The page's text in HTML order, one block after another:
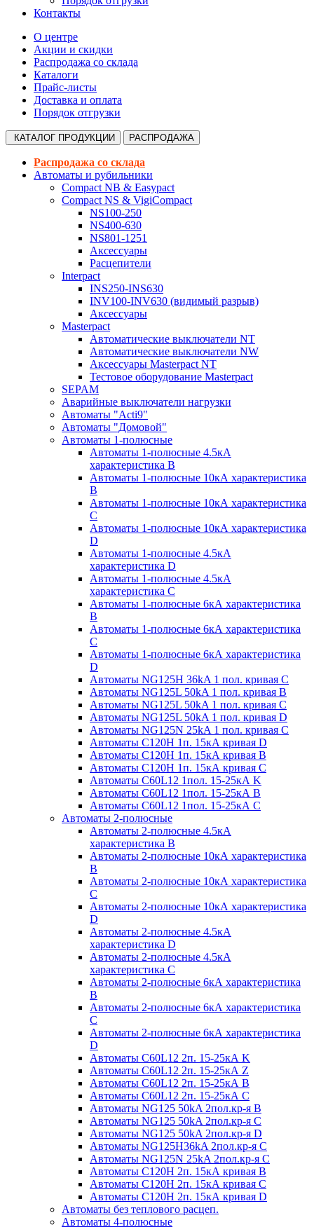
Контакты
О центре
Акции и скидки
Распродажа со склада
Каталоги
Прайс-листы
Доставка и оплата
Порядок отгрузки
КАТАЛОГ ПРОДУКЦИИ РАСПРОДАЖА
Распродажа со склада
Автоматы и рубильники
Compact NB & Easypact
Compact NS & VigiCompact
NS100-250
NS400-630
NS801-1251
Аксессуары
Расцепители
Interpact
INS250-INS630
INV100-INV630 (видимый разрыв)
Аксессуары
Masterpact
Автоматические выключатели NT
Автоматические выключатели NW
Аксессуары Masterpact NT
Тестовое оборудование Masterpact
SEPAM
Аварийные выключатели нагрузки
Автоматы "Acti9"
Автоматы "Домовой"
Автоматы 1-полюсные
Автоматы 1-полюсные 4.5кА
характеристика В
Автоматы 1-полюсные 10кА характеристика
B
Автоматы 1-полюсные 10кА характеристика
C
Автоматы 1-полюсные 10кА характеристика
D
Автоматы 1-полюсные 4.5кА
характеристика D
Автоматы 1-полюсные 4.5кА
характеристика С
Автоматы 1-полюсные 6кА характеристика
B
Автоматы 1-полюсные 6кА характеристика
C
Автоматы 1-полюсные 6кА характеристика
D
Автоматы NG125H 36kA 1 пол. кривая C
Автоматы NG125L 50kA 1 пол. кривая B
Автоматы NG125L 50kA 1 пол. кривая C
Автоматы NG125L 50kA 1 пол. кривая D
Автоматы NG125N 25kA 1 пол. кривая C
Автоматы С120H 1п. 15кА кривая D
Автоматы С120H 1п. 15кА кривая В
Автоматы С120H 1п. 15кА кривая С
Автоматы С60L12 1пол. 15-25кА K
Автоматы С60L12 1пол. 15-25кА В
Автоматы С60L12 1пол. 15-25кА С
Автоматы 2-полюсные
Автоматы 2-полюсные 4.5кА
характеристика В
Автоматы 2-полюсные 10кА характеристика
B
Автоматы 2-полюсные 10кА характеристика
C
Автоматы 2-полюсные 10кА характеристика
D
Автоматы 2-полюсные 4.5кА
характеристика D
Автоматы 2-полюсные 4.5кА
характеристика С
Автоматы 2-полюсные 6кА характеристика
B
Автоматы 2-полюсные 6кА характеристика
C
Автоматы 2-полюсные 6кА характеристика
D
Автоматы C60L12 2п. 15-25кА K
Автоматы C60L12 2п. 15-25кА Z
Автоматы C60L12 2п. 15-25кА B
Автоматы C60L12 2п. 15-25кА C
Автоматы NG125 50kA 2пол.кр-я B
Автоматы NG125 50kA 2пол.кр-я C
Автоматы NG125 50kA 2пол.кр-я D
Автоматы NG125H36kA 2пол.кр-я C
Автоматы NG125N 25kA 2пол.кр-я C
Автоматы С120H 2п. 15кА кривая B
Автоматы С120H 2п. 15кА кривая C
Автоматы С120H 2п. 15кА кривая D
Автоматы без теплового расцеп.
Автоматы 4-полюсные